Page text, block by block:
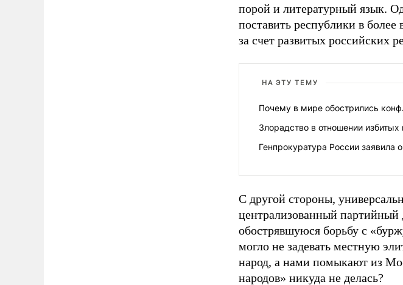
порой и литературный язык.
поставить республики в
за счет развитых российских
НА ЭТУ ТЕМУ
Почему в мире обострились
Злорадство в отношении
Генпрокуратура России
С другой стороны,
централизованный партийный
обострявшуюся борьбу с
могло не задевать местную
народ, а нами помыкают из
народов» никуда не делась?